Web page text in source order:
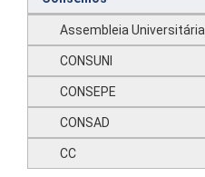
Assembleia Universitária
CONSUNI
CONSEPE
CONSAD
CC